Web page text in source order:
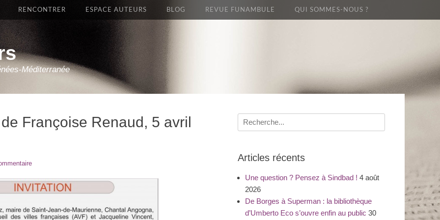
Méditerranée
RENCONTRER ESPACE AUTEURS BLOG REVUE FUNAMBULE QUI SOMMES-NOUS ?
Françoise Renaud, 5 avril
Recherche
pour
Articles récents
Une question ? Pensez à Sindbad ! 4 août
2026
De Borges à Superman : la bibliothèque
d’Umberto Eco s’ouvre enfin au public 30